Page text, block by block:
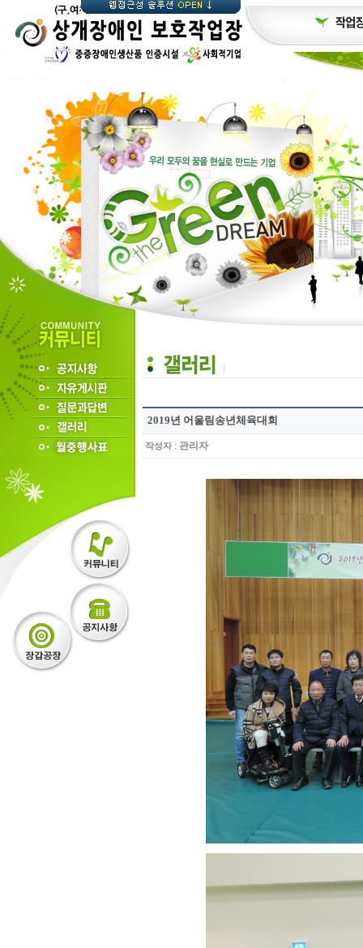
2019년 어울림송년체육대회
작성자 : 관리자